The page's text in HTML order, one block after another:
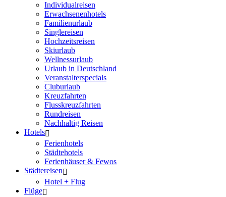
Individualreisen
Erwachsenenhotels
Familienurlaub
Singlereisen
Hochzeitsreisen
Skiurlaub
Wellnessurlaub
Urlaub in Deutschland
Veranstalterspecials
Cluburlaub
Kreuzfahrten
Flusskreuzfahrten
Rundreisen
Nachhaltig Reisen
Hotels
Ferienhotels
Städtehotels
Ferienhäuser & Fewos
Städtereisen
Hotel + Flug
Flüge